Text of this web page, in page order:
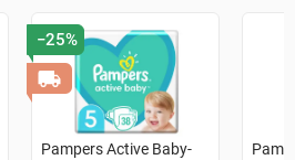
−25%
Pampers Active Baby-